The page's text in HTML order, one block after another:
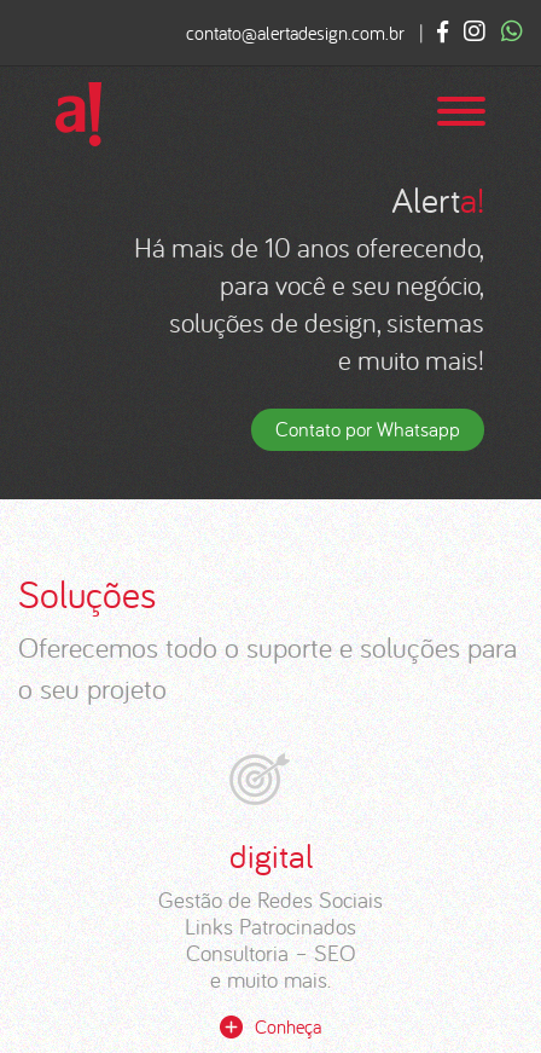
contato@alertadesign.com.br |
Alerta!
Há mais de 10 anos oferecendo,
para você e seu negócio,
soluções de design, sistemas
e muito mais!
Contato por Whatsapp
Soluções
Oferecemos todo o suporte e soluções para
o seu projeto
digital
Gestão de Redes Sociais
Links Patrocinados
Consultoria – SEO
e muito mais.
Conheça